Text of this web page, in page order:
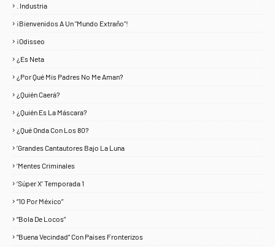
. Industria
¡Bienvenidos A Un "Mundo Extraño"!
¡Odisseo
¿Es Neta
¿Por Qué Mis Padres No Me Aman?
¿Quién Caerá?
¿Quién Es La Máscara?
¿Qué Onda Con Los 80?
‘Grandes Cantautores Bajo La Luna
‘Mentes Criminales
‘Súper X’ Temporada 1
“10 Por México”
“Bola De Locos”
“Buena Vecindad” Con Países Fronterizos